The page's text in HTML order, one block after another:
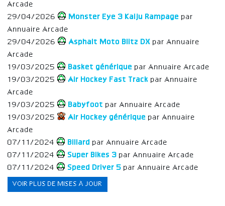
Arcade
29/04/2026
Monster Eye 3 Kaiju Rampage par
Annuaire Arcade
29/04/2026
Asphalt Moto Blitz DX par Annuaire
Arcade
19/03/2025
Basket générique par Annuaire Arcade
19/03/2025
Air Hockey Fast Track par Annuaire
Arcade
19/03/2025
Babyfoot par Annuaire Arcade
19/03/2025
Air Hockey générique par Annuaire
Arcade
07/11/2024
Billard par Annuaire Arcade
07/11/2024
Super Bikes 3 par Annuaire Arcade
07/11/2024
Speed Driver 5 par Annuaire Arcade
VOIR PLUS DE MISES À JOUR